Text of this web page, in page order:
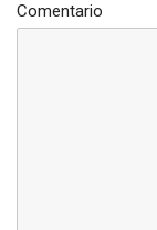
Comentario